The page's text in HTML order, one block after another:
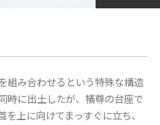
組み合わせるという特殊な構造
時に出土したが、犠尊の台座で
上に向けてまっすぐに立ち、